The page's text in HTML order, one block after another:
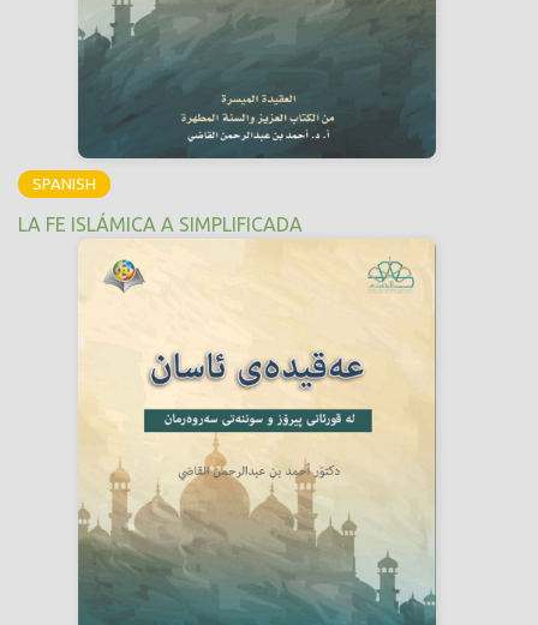
SPANISH
LA FE ISLÁMICA A SIMPLIFICADA